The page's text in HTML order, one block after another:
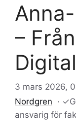
–
3 mars 2026,
Nordgren · ✓
ansvarig för